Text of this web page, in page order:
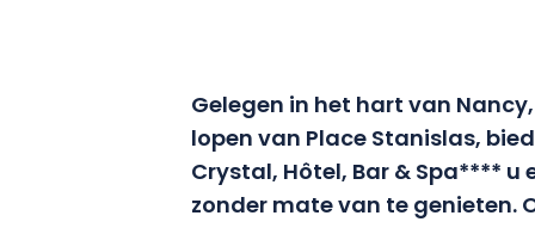
Gelegen in het hart van
lopen van Place Stanislas,
Crystal, Hôtel, Bar & Spa****
zonder mate van te genieten.